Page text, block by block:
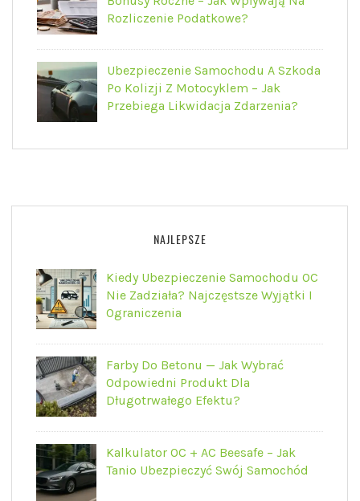
Rozliczenie Podatkowe?
Ubezpieczenie Samochodu A Szkoda
Po Kolizji Z Motocyklem – Jak
Przebiega Likwidacja Zdarzenia?
NAJLEPSZE
Kiedy Ubezpieczenie Samochodu OC
Nie Zadziała? Najczęstsze Wyjątki I
Ograniczenia
Farby Do Betonu — Jak Wybrać
Odpowiedni Produkt Dla
Długotrwałego Efektu?
Kalkulator OC + AC Beesafe – Jak
Tanio Ubezpieczyć Swój Samochód